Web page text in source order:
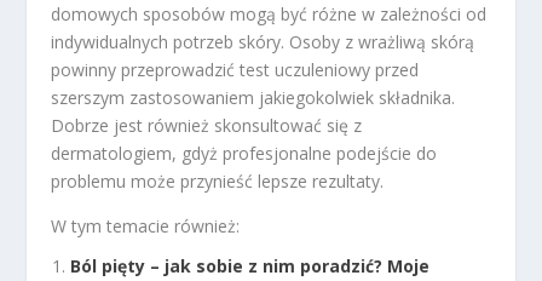
domowych sposobów mogą być różne w zależności od
indywidualnych potrzeb skóry. Osoby z wrażliwą skórą
powinny przeprowadzić test uczuleniowy przed
szerszym zastosowaniem jakiegokolwiek składnika.
Dobrze jest również skonsultować się z
dermatologiem, gdyż profesjonalne podejście do
problemu może przynieść lepsze rezultaty.
W tym temacie również:
Ból pięty – jak sobie z nim poradzić? Moje